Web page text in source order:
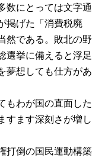
数にとっては文字通
掲げた「消費税廃
然である。敗北の野
選挙に備えると浮足
夢想しても仕方があ
もわが国の直面した
すます深刻さが増し
打倒の国民運動構築